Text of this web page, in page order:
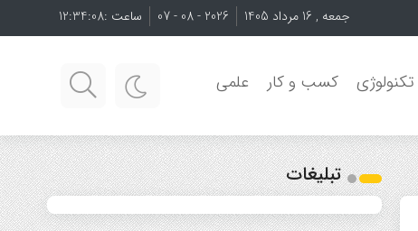
جمعه , 16 مرداد 1405 2026 - 08 - 07 ساعت :12:34:08
تکنولوژی کسب و کار علمی
تبلیغات